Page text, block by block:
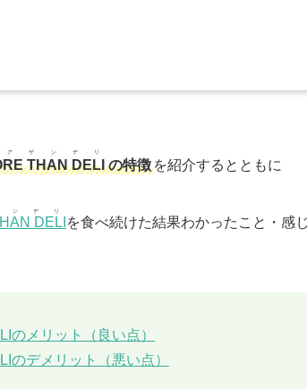
のデメリット（悪い点）